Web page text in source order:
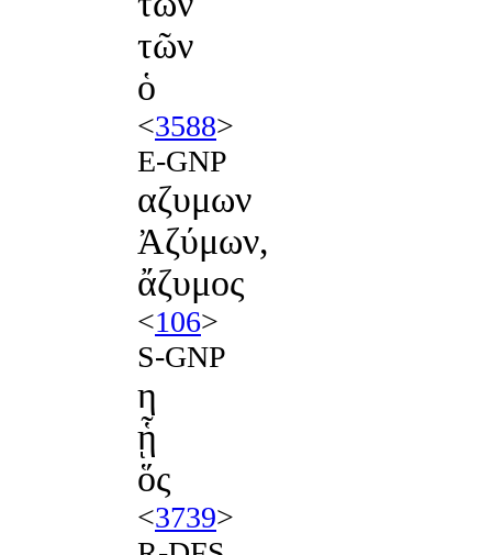
τῶν
ὁ
<3588>
E-GNP
αζυμων
Ἀζύμων,
ἄζυμος
<106>
S-GNP
η
ᾗ
ὅς
<3739>